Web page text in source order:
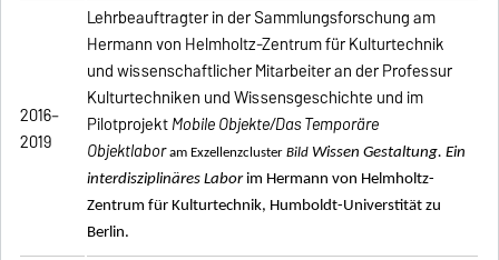
2016–
2019
Lehrbeauftragter in der Sammlungsforschung am
Hermann von Helmholtz-Zentrum für Kulturtechnik
und wissenschaftlicher Mitarbeiter an der Professur
Kulturtechniken und Wissensgeschichte und im
PilotprojektMobile Objekte/Das Temporäre
Objektlabor am ExzellenzclusterBild Wissen Gestaltung. Ein
interdisziplinäres Laborim Hermann von Helmholtz-
Zentrum für Kulturtechnik, Humboldt-Universtität zu
Berlin.